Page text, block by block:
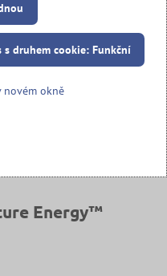
druhem cookie: Funkční
okně
Energy™